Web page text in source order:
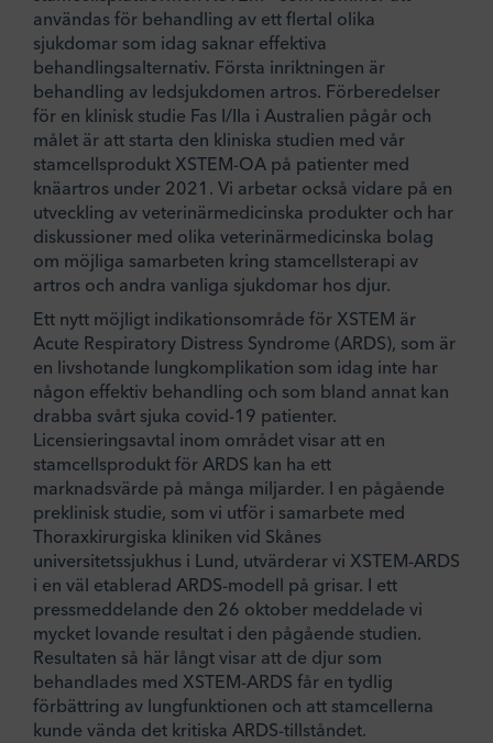
användas för behandling av ett flertal olika
sjukdomar som idag saknar effektiva
behandlingsalternativ. Första inriktningen är
behandling av ledsjukdomen artros. Förberedelser
för en klinisk studie Fas I/IIa i Australien pågår och
målet är att starta den kliniska studien med vår
stamcellsprodukt XSTEM-OA på patienter med
knäartros under 2021. Vi arbetar också vidare på en
utveckling av veterinärmedicinska produkter och har
diskussioner med olika veterinärmedicinska bolag
om möjliga samarbeten kring stamcellsterapi av
artros och andra vanliga sjukdomar hos djur.
Ett nytt möjligt indikationsområde för XSTEM är
Acute Respiratory Distress Syndrome (ARDS), som är
en livshotande lungkomplikation som idag inte har
någon effektiv behandling och som bland annat kan
drabba svårt sjuka covid-19 patienter.
Licensieringsavtal inom området visar att en
stamcellsprodukt för ARDS kan ha ett
marknadsvärde på många miljarder. I en pågående
preklinisk studie, som vi utför i samarbete med
Thoraxkirurgiska kliniken vid Skånes
universitetssjukhus i Lund, utvärderar vi XSTEM-ARDS
i en väl etablerad ARDS-modell på grisar. I ett
pressmeddelande den 26 oktober meddelade vi
mycket lovande resultat i den pågående studien.
Resultaten så här långt visar att de djur som
behandlades med XSTEM-ARDS får en tydlig
förbättring av lungfunktionen och att stamcellerna
kunde vända det kritiska ARDS-tillståndet.